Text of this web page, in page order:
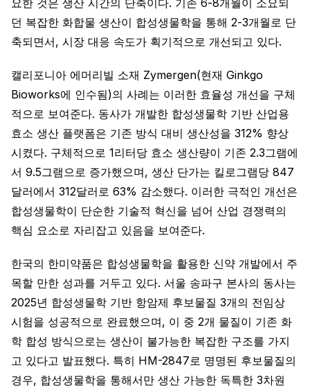
던 복잡한 화합물 생산이 합성생물학을 통해 2-3개월로 단
축되면서, 시장 대응 속도가 획기적으로 개선되고 있다.
캘리포니아 에머리빌 소재 Zymergen(현재 Ginkgo
Bioworks에 인수됨)의 사례는 이러한 효율성 개선을 구체
적으로 보여준다. 동사가 개발한 합성생물학 기반 산업용
효소 생산 플랫폼은 기존 방식 대비 생산성을 312% 향상
시켰다. 구체적으로 1리터당 효소 생산량이 기존 2.3그램에
서 9.5그램으로 증가했으며, 생산 단가는 킬로그램당 847
달러에서 312달러로 63% 감소했다. 이러한 극적인 개선은
합성생물학이 단순한 기술적 혁신을 넘어 산업 경쟁력의
핵심 요소로 자리잡고 있음을 보여준다.
한국의 한미약품은 합성생물학을 활용한 신약 개발에서 주
목할 만한 성과를 거두고 있다. 서울 송파구 본사의 동사는
2025년 합성생물학 기반 항암제 후보물질 3개의 전임상
시험을 성공적으로 완료했으며, 이 중 2개 물질이 기존 화
학 합성 방식으로는 생산이 불가능한 복잡한 구조를 가지
고 있다고 발표했다. 특히 HM-2847로 명명된 후보물질의
경우, 합성생물학을 통해서만 생산 가능한 독특한 3차원